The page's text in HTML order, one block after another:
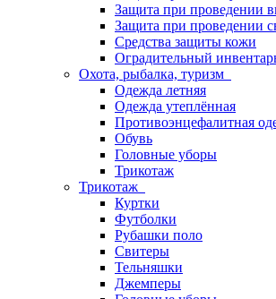
Защита при проведении
Защита при проведении
Средства защиты кожи
Оградительный
Охота, рыбалка, туризм
Одежда летняя
Одежда утеплённая
Противоэнцефалитная
Обувь
Головные уборы
Трикотаж
Трикотаж
Куртки
Футболки
Рубашки поло
Свитеры
Тельняшки
Джемперы